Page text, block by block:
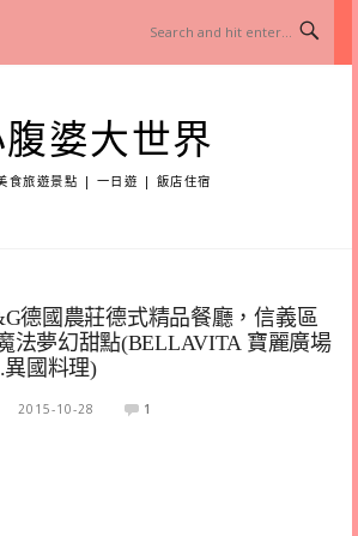
婆大世界
食旅遊景點 | 一日遊 | 飯店住宿
德國農莊德式精品餐廳，信義區
法夢幻甜點(BELLAVITA 寶麗廣場
國料理)
2015-10-28 1